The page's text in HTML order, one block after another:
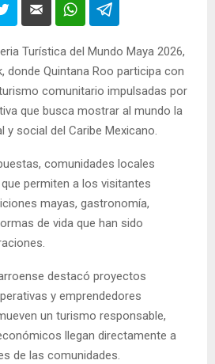
Turística del Mundo Maya 2026,
donde Quintana Roo participa con
comunitario impulsadas por
que busca mostrar al mundo la
y social del Caribe Mexicano.
comunidades locales
permiten a los visitantes
mayas, gastronomía,
de vida que han sido
destacó proyectos
y emprendedores
un turismo responsable,
llegan directamente a
de las comunidades.